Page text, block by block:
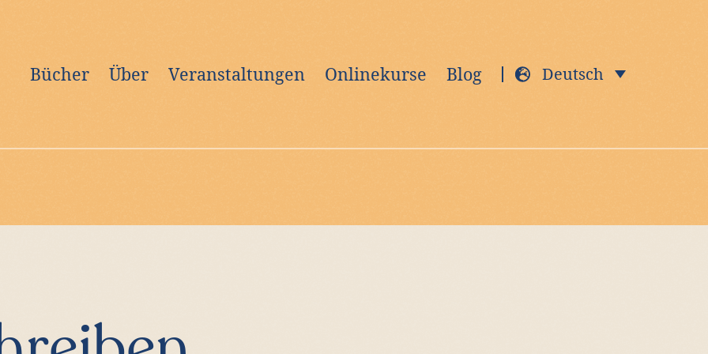
Bücher Über Veranstaltungen Onlinekurse Blog Deutsch